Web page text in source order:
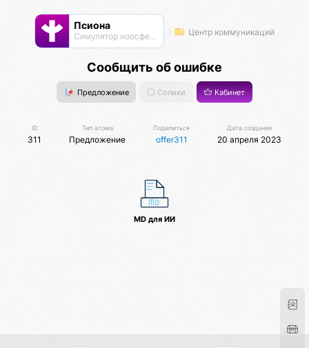
Псиона
Cимулятор ноосферы Центр коммуникаций
Сообщить об ошибке
Предложение Солики Кабинет
ID
311
Тип атома
Предложение
Поделиться
offer311
Дата создания
20 апреля 2023
MD для ИИ